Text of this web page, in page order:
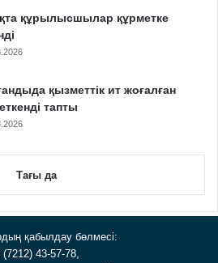
құрылысшылар құрметке
қызметтік ит жоғалған
тапты
Тағы да
қабылдау бөлмесі:
(7212) 43-57-78,